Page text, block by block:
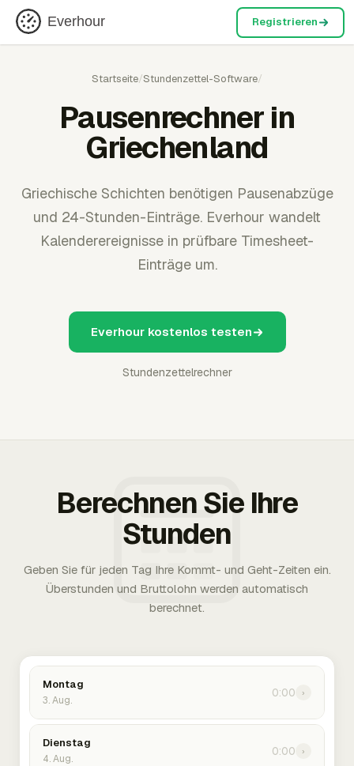
Everhour Registrieren
Startseite/Stundenzettel-Software/
Pausenrechner in
Griechenland
Griechische Schichten benötigen Pausenabzüge
und 24-Stunden-Einträge. Everhour wandelt
Kalenderereignisse in prüfbare Timesheet-
Einträge um.
Everhour kostenlos testen
Stundenzettelrechner
Berechnen Sie Ihre
Stunden
Geben Sie für jeden Tag Ihre Kommt- und Geht-Zeiten ein.
Überstunden und Bruttolohn werden automatisch
berechnet.
Montag
3. Aug.
0:00 ›
Dienstag
4. Aug.
0:00 ›